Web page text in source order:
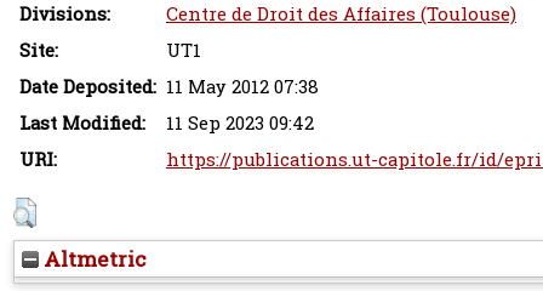
Divisions:
Centre de Droit des Affaires (Toulouse)
Site:
UT1
Date Deposited: 11 May 2012 07:38
Last Modified:
11 Sep 2023 09:42
URI:
https://publications.ut-capitole.fr/id/
Altmetric